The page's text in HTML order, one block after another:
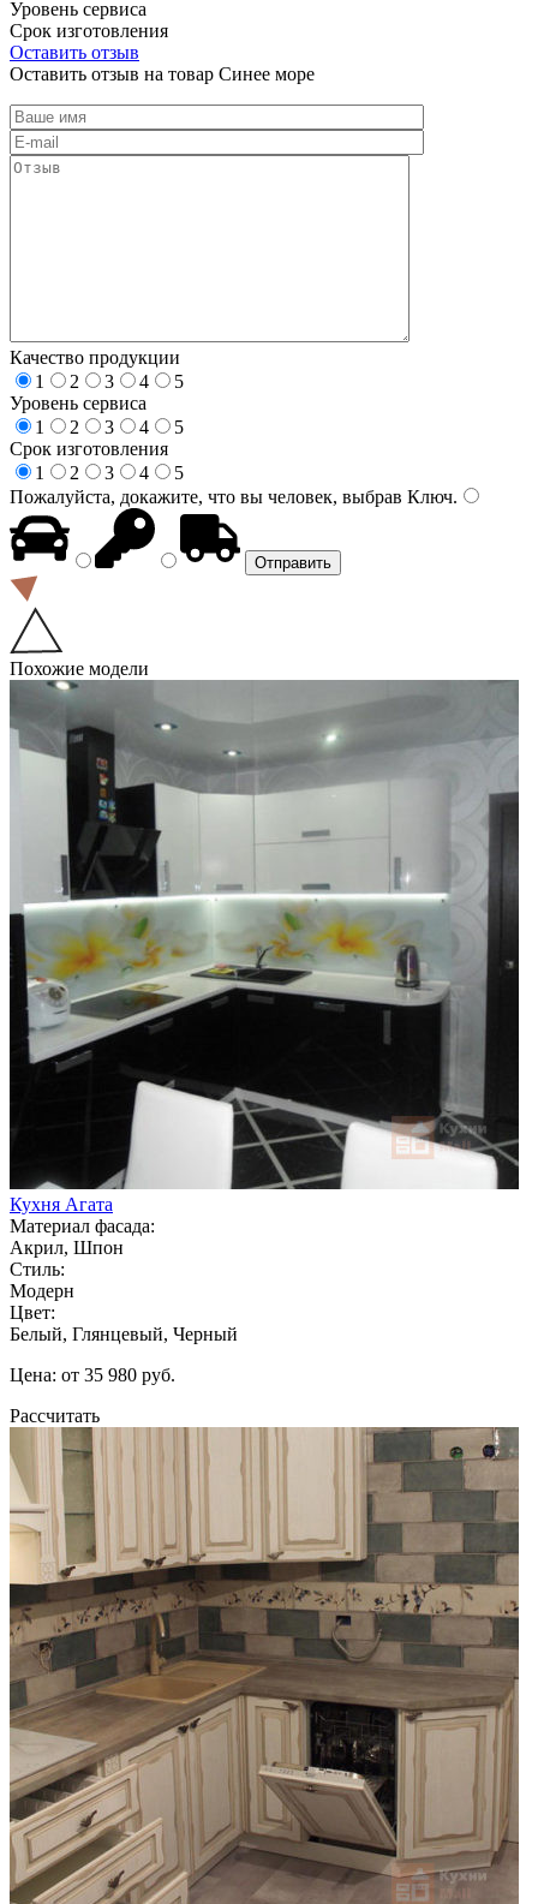
Уровень сервиса
Срок изготовления
Оставить отзыв
Оставить отзыв на товар Синее море
Качество продукции
1
2 3 4
5
Уровень сервиса
1
2 3 4
5
Срок изготовления
1
2 3 4
5
Пожалуйста, докажите, что вы человек, выбрав Ключ.
Похожие модели
Кухня Агата
Материал фасада:
Акрил, Шпон
Стиль:
Модерн
Цвет:
Белый, Глянцевый, Черный
Цена: от 35 980 руб.
Рассчитать